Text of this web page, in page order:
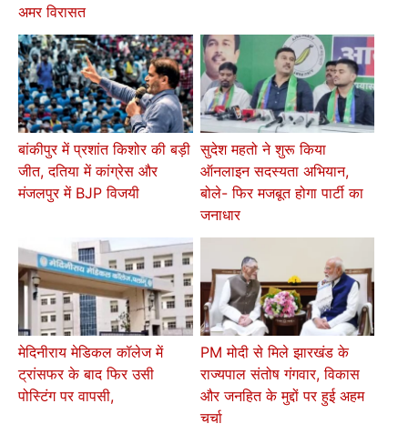
अमर विरासत
बांकीपुर में प्रशांत किशोर की बड़ी
जीत, दतिया में कांग्रेस और
मंजलपुर में BJP विजयी
सुदेश महतो ने शुरू किया
ऑनलाइन सदस्यता अभियान,
बोले- फिर मजबूत होगा पार्टी का
जनाधार
मेदिनीराय मेडिकल कॉलेज में
ट्रांसफर के बाद फिर उसी
पोस्टिंग पर वापसी,
PM मोदी से मिले झारखंड के
राज्यपाल संतोष गंगवार, विकास
और जनहित के मुद्दों पर हुई अहम
चर्चा